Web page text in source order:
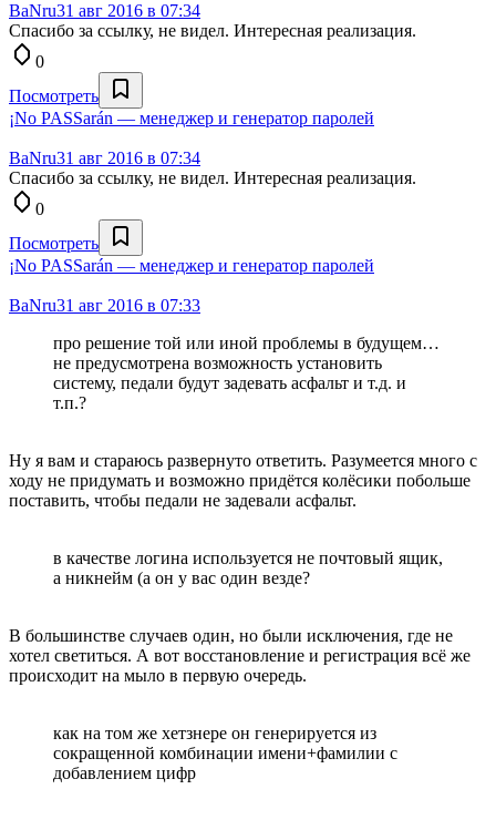
BaNru31 авг 2016 в 07:34
Спасибо за ссылку, не видел. Интересная реализация.
0
Посмотреть
¡No PASSarán — менеджер и генератор паролей
BaNru31 авг 2016 в 07:34
Спасибо за ссылку, не видел. Интересная реализация.
0
Посмотреть
¡No PASSarán — менеджер и генератор паролей
BaNru31 авг 2016 в 07:33
про решение той или иной проблемы в будущем…
не предусмотрена возможность установить
систему, педали будут задевать асфальт и т.д. и
т.п.?
Ну я вам и стараюсь развернуто ответить. Разумеется много с
ходу не придумать и возможно придётся колёсики побольше
поставить, чтобы педали не задевали асфальт.
в качестве логина используется не почтовый ящик,
а никнейм (а он у вас один везде?
В большинстве случаев один, но были исключения, где не
хотел светиться. А вот восстановление и регистрация всё же
происходит на мыло в первую очередь.
как на том же хетзнере он генерируется из
сокращенной комбинации имени+фамилии с
добавлением цифр